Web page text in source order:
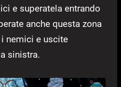
e superatela entrando
anche questa zona
nemici e uscite
sinistra.